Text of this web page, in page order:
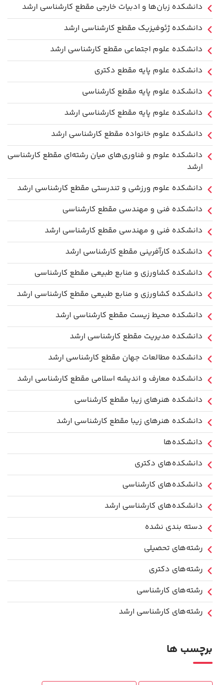
دانشکده زبان‌ها و ادبیات خارجی مقطع کارشناسی ارشد
دانشکده ژئوفیزیک مقطع کارشناسی ارشد
دانشکده علوم اجتماعی مقطع کارشناسی ارشد
دانشکده علوم پایه مقطع دکتری
دانشکده علوم پایه مقطع کارشناسی
دانشکده علوم پایه مقطع کارشناسی ارشد
دانشکده علوم خانواده مقطع کارشناسی ارشد
دانشکده علوم و فناوری‌های میان رشته‌ای مقطع کارشناسی
ارشد
دانشکده علوم ورزشی و تندرستی مقطع کارشناسی ارشد
دانشکده فنی و مهندسی مقطع کارشناسی
دانشکده فنی و مهندسی مقطع کارشناسی ارشد
دانشکده کارآفرینی مقطع کارشناسی ارشد
دانشکده کشاورزی و منابع طبیعی مقطع کارشناسی
دانشکده کشاورزی و منابع طبیعی مقطع کارشناسی ارشد
دانشکده محیط زیست مقطع کارشناسی ارشد
دانشکده مدیریت مقطع کارشناسی ارشد
دانشکده مطالعات جهان مقطع کارشناسی ارشد
دانشکده معارف و اندیشه اسلامی مقطع کارشناسی ارشد
دانشکده هنرهای زیبا مقطع کارشناسی
دانشکده هنرهای زیبا مقطع کارشناسی ارشد
دانشکده‌ها
دانشکده‌های دکتری
دانشکده‌های کارشناسی
دانشکده‌های کارشناسی ارشد
دسته بندی نشده
رشته‌های تحصیلی
رشته‌های دکتری
رشته‌های کارشناسی
رشته‌های کارشناسی ارشد
برچسب ها